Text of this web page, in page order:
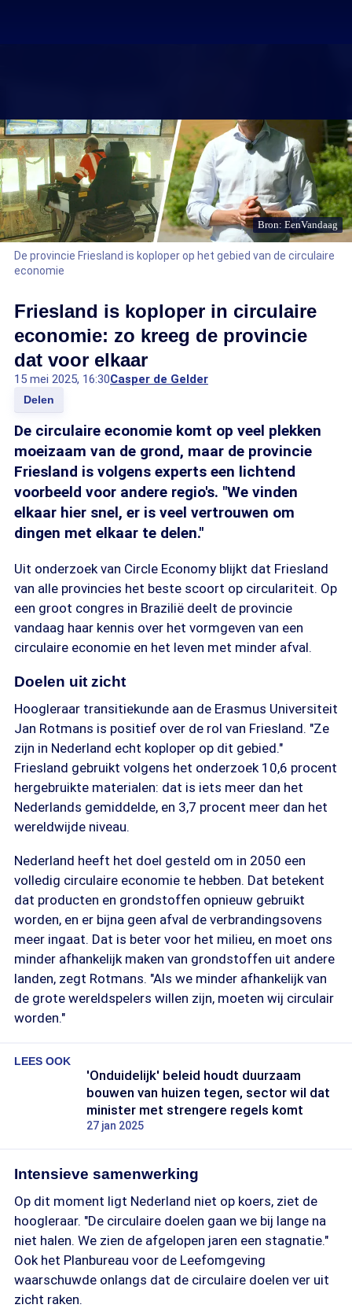
Bron: EenVandaag
De provincie Friesland is koploper op het gebied van de circulaire
economie
Friesland is koploper in circulaire
economie: zo kreeg de provincie
dat voor elkaar
15 mei 2025, 16:30Casper de Gelder
Delen
De circulaire economie komt op veel plekken
moeizaam van de grond, maar de provincie
Friesland is volgens experts een lichtend
voorbeeld voor andere regio's. "We vinden
elkaar hier snel, er is veel vertrouwen om
dingen met elkaar te delen."
Uit onderzoek van Circle Economy blijkt dat Friesland
van alle provincies het beste scoort op circulariteit. Op
een groot congres in Brazilië deelt de provincie
vandaag haar kennis over het vormgeven van een
circulaire economie en het leven met minder afval.
Doelen uit zicht
Hoogleraar transitiekunde aan de Erasmus Universiteit
Jan Rotmans is positief over de rol van Friesland. "Ze
zijn in Nederland echt koploper op dit gebied."
Friesland gebruikt volgens het onderzoek 10,6 procent
hergebruikte materialen: dat is iets meer dan het
Nederlands gemiddelde, en 3,7 procent meer dan het
wereldwijde niveau.
Nederland heeft het doel gesteld om in 2050 een
volledig circulaire economie te hebben. Dat betekent
dat producten en grondstoffen opnieuw gebruikt
worden, en er bijna geen afval de verbrandingsovens
meer ingaat. Dat is beter voor het milieu, en moet ons
minder afhankelijk maken van grondstoffen uit andere
landen, zegt Rotmans. "Als we minder afhankelijk van
de grote wereldspelers willen zijn, moeten wij circulair
worden."
LEES OOK
'Onduidelijk' beleid houdt duurzaam
bouwen van huizen tegen, sector wil dat
minister met strengere regels komt
27 jan 2025
Intensieve samenwerking
Op dit moment ligt Nederland niet op koers, ziet de
hoogleraar. "De circulaire doelen gaan we bij lange na
niet halen. We zien de afgelopen jaren een stagnatie."
Ook het Planbureau voor de Leefomgeving
waarschuwde onlangs dat de circulaire doelen ver uit
zicht raken.